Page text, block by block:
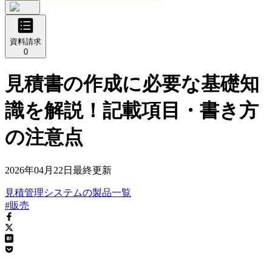
資料請求
0
見積書の作成に必要な基礎知
識を解説！記載項目・書き方
の注意点
2026年04月22日 最終更新
見積管理システムの製品一覧
#販売